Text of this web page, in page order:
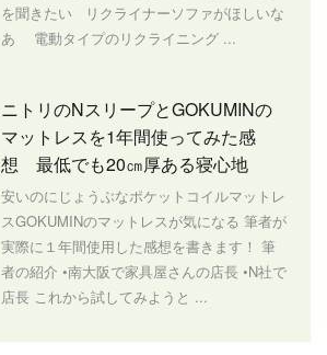
を聞きたい リクライナーソファがほしいな
あ 電動タイプのリクライニング ...
ニトリのNスリープとGOKUMINの
マットレスを1年間使ってみた感
想 最低でも20㎝厚ある寝心地
安いのにじょうぶなポケットコイルマットレ
スGOKUMINのマットレスが気になる 筆者が
実際に１年間使用した感想を書きます！ 筆
者の紹介 •南大阪で家具屋さんの店長 •N社で
店長 これから試してみようと ...